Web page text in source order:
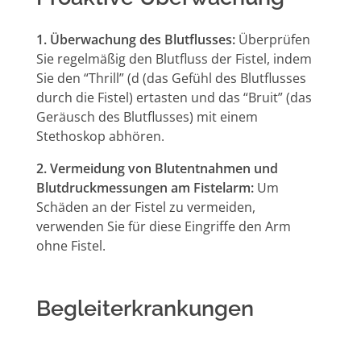
1. Überwachung des Blutflusses: Überprüfen
Sie regelmäßig den Blutfluss der Fistel, indem
Sie den “Thrill” (d (das Gefühl des Blutflusses
durch die Fistel) ertasten und das “Bruit” (das
Geräusch des Blutflusses) mit einem
Stethoskop abhören.
2. Vermeidung von Blutentnahmen und
Blutdruckmessungen am Fistelarm: Um
Schäden an der Fistel zu vermeiden,
verwenden Sie für diese Eingriffe den Arm
ohne Fistel.
Begleiterkrankungen